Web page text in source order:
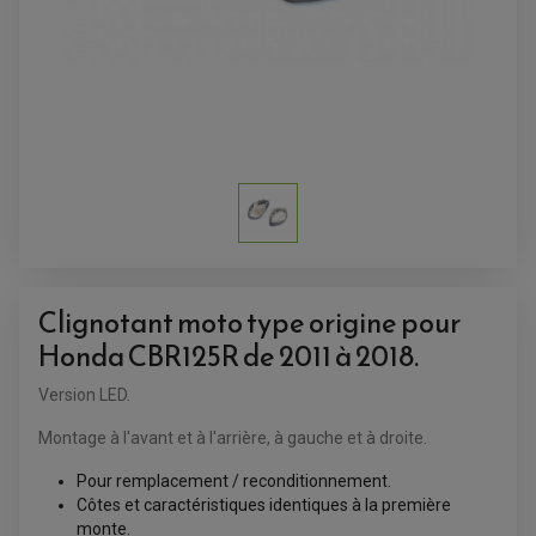
ACCESSOIRES ANODISES POUR QUAD
BOUCHON DE RÉSERVOIR QUAD
GUIDON QUAD
Clignotant moto type origine pour
Honda CBR125R de 2011 à 2018.
Version LED.
Montage à l'avant et à l'arrière, à gauche et à droite.
Pour remplacement / reconditionnement.
Côtes et caractéristiques identiques à la première
monte.